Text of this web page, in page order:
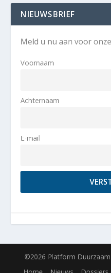
NIEUWSBRIEF
Meld u nu aan voor
Voornaam
Achternaam
E-mail
©2026 Platform